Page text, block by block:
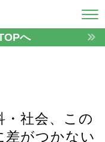
へ
・社会、この
差がつかない